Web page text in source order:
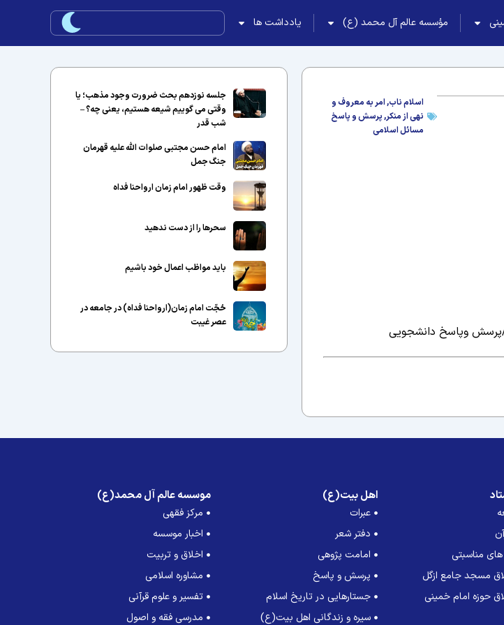
مؤسسه عالم آل محمد (ع) یادداشت ها
اسلام ناب,امر به معروف و
نهی از منکر,پرسش و پاسخ
مسائل اسلامی
پرسش وپاسخ دانشجویی
جلسه نوزدهم بحث ضرورت وجود مذهب؛ یا
وقتی می گوییم شیعه هستیم، یعنی چه؟ –
شب قدر
امام حسن مجتبی صلوات الله علیه قهرمان
جنگ جمل
وقت ظهور امام زمان ارواحنا فداه
سحرها را از دست ندهید
باید مواظب اعمال خود باشیم
حُجّت امام زمان(ارواحنا فداه) در جامعه در
عصر غیبت
مناسبتی
مسجد جامع ازگل
حوزه امام خمینی
اهل بیت(ع)
عبرات
دفتر شعر
امامت پژوهی
پرسش و پاسخ
جستارهایی در تاریخ اسلام
سیره و زندگانی اهل بیت(ع)
موسسه عالم آل محمد(ع)
مرکز فقهی
اخبار موسسه
اخلاق و تربیت
مشاوره اسلامی
تفسیر و علوم قرآنی
مدرسی فقه و اصول